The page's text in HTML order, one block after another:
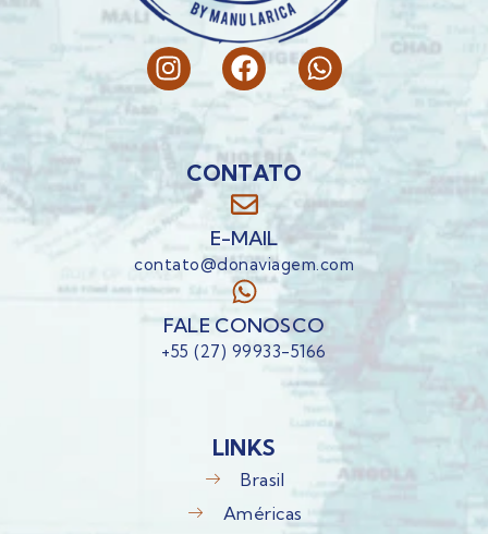
CONTATO
E-MAIL
contato@donaviagem.com
FALE CONOSCO
+55 (27) 99933-5166
LINKS
Brasil
Américas